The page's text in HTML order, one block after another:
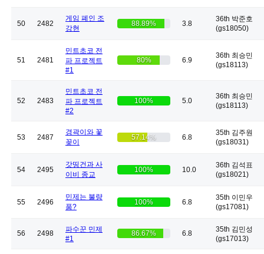
50 2482
게임 폐인 조
강현
88.89% 3.8
36th 박준호
(gs18050)
51 2481
민트초코 전
파 프로젝트
#1
80% 6.9
36th 최승민
(gs18113)
52 2483
민트초코 전
파 프로젝트
#2
100% 5.0
36th 최승민
(gs18113)
53 2487
경곽이와 꽃
꽂이
57.14% 6.8
35th 김주원
(gs18031)
54 2495
갓띵건과 사
이비 종교
100% 10.0
36th 김석표
(gs18021)
55 2496
민제는 불량
품?
100% 6.8
35th 이민우
(gs17081)
56 2498
파수꾼 민제
#1
86.67% 6.8
35th 김민성
(gs17013)